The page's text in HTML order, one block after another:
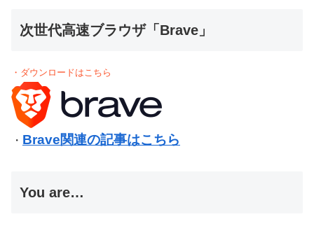
次世代高速ブラウザ「Brave」
・ダウンロードはこちら
・ Brave関連の記事はこちら
You are…